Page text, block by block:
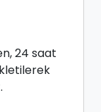
24 saat